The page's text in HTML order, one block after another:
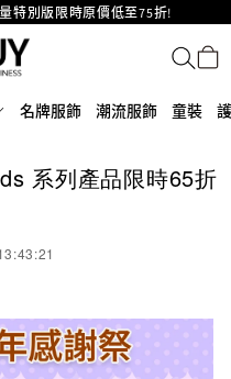
特別版限時原價低至75折!
首飾原價低至6折，立即入手!
正規商品零售店登陸MOKO 4樓
數快付款注意事項
袋及小皮具低至6折
名牌服飾 潮流服飾 童裝
系列產品限時65折